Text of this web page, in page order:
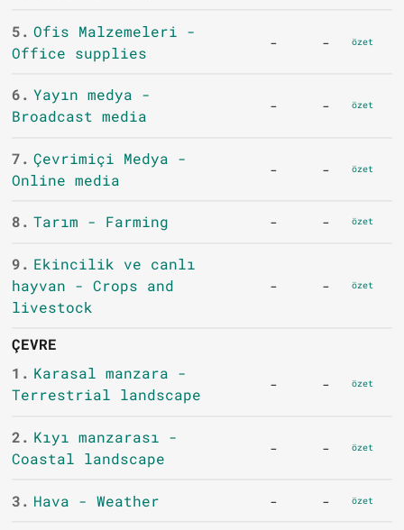
5. Ofis Malzemeleri -
Office supplies
- - özet
6. Yayın medya -
Broadcast media
- - özet
7. Çevrimiçi Medya -
Online media
- - özet
8. Tarım - Farming - - özet
9. Ekincilik ve canlı
hayvan - Crops and
livestock
- - özet
ÇEVRE
1. Karasal manzara -
Terrestrial landscape
- - özet
2. Kıyı manzarası -
Coastal landscape
- - özet
3. Hava - Weather - - özet